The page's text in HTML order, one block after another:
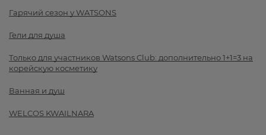
Гарячий сезон у WATSONS
Гели для душа
Только для участников Watsons Club: дополнительно 1+1=3 на
корейскую косметику
Ванная и душ
WELCOS KWAILNARA